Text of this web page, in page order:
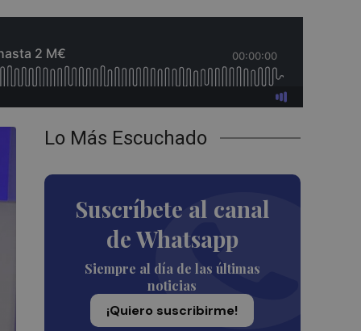
Lo Más Escuchado
Suscríbete al canal
de Whatsapp
Siempre al día de las últimas
noticias
¡Quiero suscribirme!